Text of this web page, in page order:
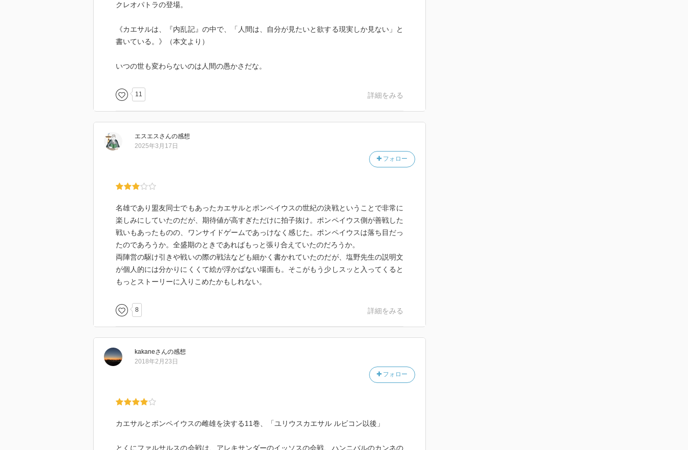
クレオパトラの登場。
《カエサルは、『内乱記』の中で、「人間は、自分が見たいと欲する現実しか見ない」と
書いている。》（本文より）
いつの世も変わらないのは人間の愚かさだな。
11 詳細をみる
エスエスさんの感想
フォロー
2025年3月17日
名雄であり盟友同士でもあったカエサルとポンペイウスの世紀の決戦ということで非常に
楽しみにしていたのだが、期待値が高すぎただけに拍子抜け。ポンペイウス側が善戦した
戦いもあったものの、ワンサイドゲームであっけなく感じた。ポンペイウスは落ち目だっ
たのであろうか。全盛期のときであればもっと張り合えていたのだろうか。
両陣営の駆け引きや戦いの際の戦法なども細かく書かれていたのだが、塩野先生の説明文
が個人的には分かりにくくて絵が浮かばない場面も。そこがもう少しスッと入ってくると
もっとストーリーに入りこめたかもしれない。
8 詳細をみる
kakaneさんの感想
フォロー
2018年2月23日
カエサルとポンペイウスの雌雄を決する11巻、「ユリウスカエサル ルビコン以後」
とくにファルサルスの会戦は、アレキサンダーのイッソスの会戦、ハンニバルのカンネの